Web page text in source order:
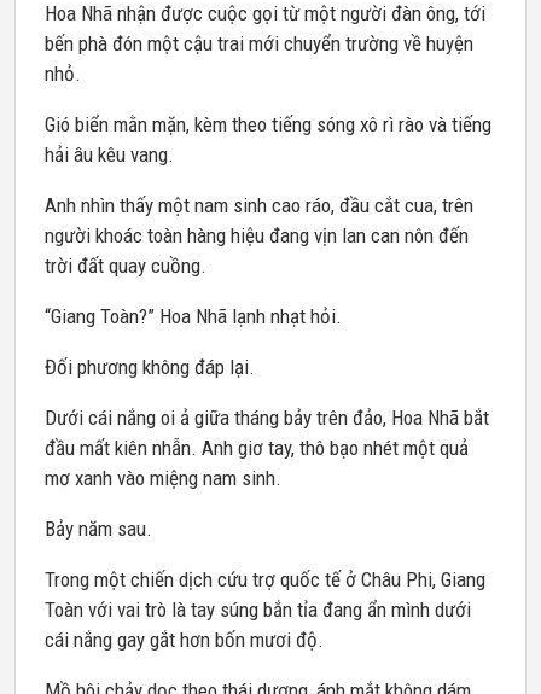
Hoa Nhã nhận được cuộc gọi từ một người đàn ông, tới
bến phà đón một cậu trai mới chuyển trường về huyện
nhỏ.
Gió biển mằn mặn, kèm theo tiếng sóng xô rì rào và tiếng
hải âu kêu vang.
Anh nhìn thấy một nam sinh cao ráo, đầu cắt cua, trên
người khoác toàn hàng hiệu đang vịn lan can nôn đến
trời đất quay cuồng.
“Giang Toàn?” Hoa Nhã lạnh nhạt hỏi.
Đối phương không đáp lại.
Dưới cái nắng oi ả giữa tháng bảy trên đảo, Hoa Nhã bắt
đầu mất kiên nhẫn. Anh giơ tay, thô bạo nhét một quả
mơ xanh vào miệng nam sinh.
Bảy năm sau.
Trong một chiến dịch cứu trợ quốc tế ở Châu Phi, Giang
Toàn với vai trò là tay súng bắn tỉa đang ẩn mình dưới
cái nắng gay gắt hơn bốn mươi độ.